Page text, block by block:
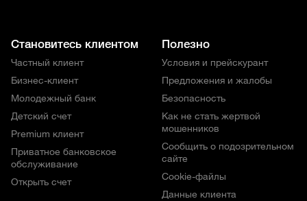
Становитесь клиентом
Частный клиент
Бизнес-клиент
Молодежный банк
Детский счет
Premium клиент
Приватное банковское
обслуживание
Открыть счет
Полезно
Условия и прейскурант
Предложения и жалобы
Безопасность
Как не стать жертвой
мошенников
Сообщить о подозрительном
сайте
Cookie-файлы
Данные клиента